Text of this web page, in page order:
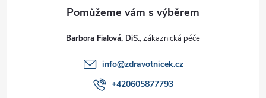
Barbora Fialová, DiS.
info@zdravotnicek.cz
+420605877793